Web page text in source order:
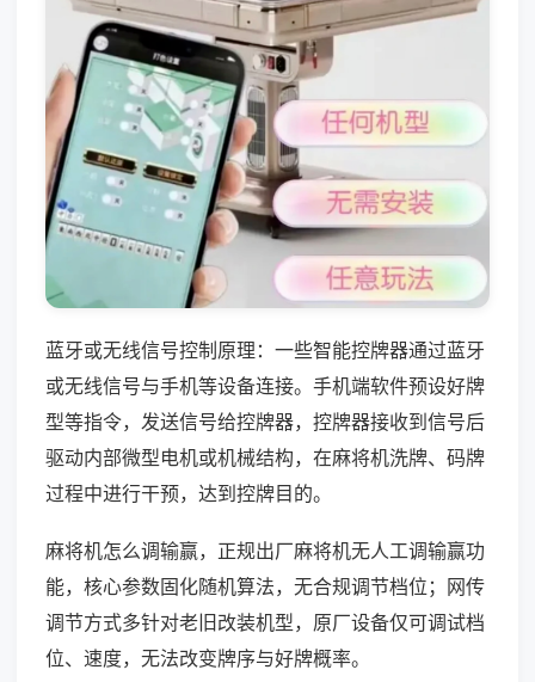
蓝牙或无线信号控制原理：一些智能控牌器通过蓝牙
或无线信号与手机等设备连接。手机端软件预设好牌
型等指令，发送信号给控牌器，控牌器接收到信号后
驱动内部微型电机或机械结构，在麻将机洗牌、码牌
过程中进行干预，达到控牌目的。
麻将机怎么调输赢，正规出厂麻将机无人工调输赢功
能，核心参数固化随机算法，无合规调节档位；网传
调节方式多针对老旧改装机型，原厂设备仅可调试档
位、速度，无法改变牌序与好牌概率。